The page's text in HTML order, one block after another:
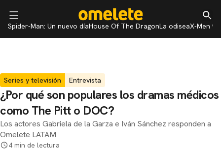
Spider-Man: Un nuevo díaHouse Of The DragonLa odiseaX-Men 97
Series y televisión Entrevista
¿Por qué son populares los dramas médicos
como The Pitt o DOC?
Los actores Gabriela de la Garza e Iván Sánchez responden a
Omelete LATAM
4 min de lectura